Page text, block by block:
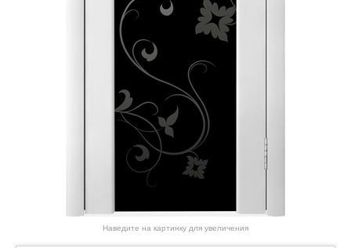
Наведите на картинку для увеличения